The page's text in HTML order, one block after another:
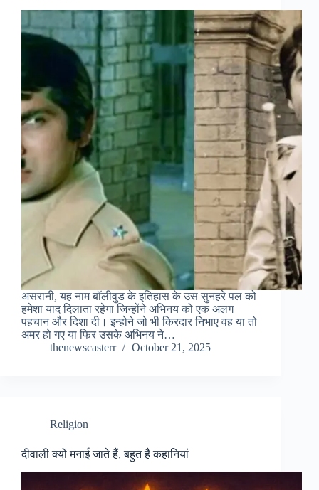
असरानी, यह नाम बॉलीवुड के इतिहास के उस सुनहरे पल को
हमेशा याद दिलाता रहेगा जिन्होंने अभिनय को एक अलग
पहचान और दिशा दी। इन्होने जो भी किरदार निभाए वह या तो
अमर हो गए या फिर उसके अभिनय ने…
thenewscasterr
October 21, 2025
Religion
दीवाली क्यों मनाई जाते हैं, बहुत है कहानियां